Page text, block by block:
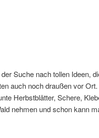
Suche nach tollen Ideen,
auch noch draußen vor
Herbstblätter, Schere,
nehmen und schon kann